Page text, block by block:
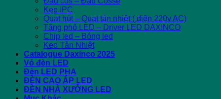
Kẹp IPC
Quạt hút – Quạt tản nhiệt ( điện 220v AC)
Tăng phô LED – Driver LED DAXINCO
Chip led – Bóng led
Keo Tản Nhiệt
Catalogue Daxinco 2025
Vỏ đèn LED
Đèn LED PHA
ĐÈN CAO ÁP LED
ĐÈN NHÀ XƯỞNG LED